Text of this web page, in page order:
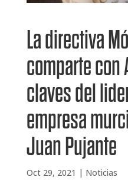
La directiva
comparte con
claves del
empresa
Juan Pujante
Oct 29, 2021 | Noticias